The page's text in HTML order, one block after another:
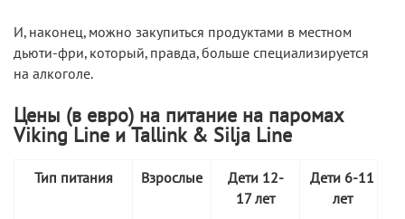
И, наконец, можно закупиться продуктами в местном
дьюти-фри, который, правда, больше специализируется
на алкоголе.
Цены (в евро) на питание на паромах
Viking Line и Tallink & Silja Line
Тип питания Взрослые
Дети 12-
17 лет
Дети 6-11
лет